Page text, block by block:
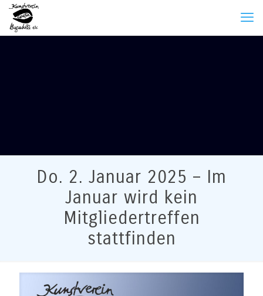
Do. 2. Januar 2025 – Im
Januar wird kein
Mitgliedertreffen
stattfinden